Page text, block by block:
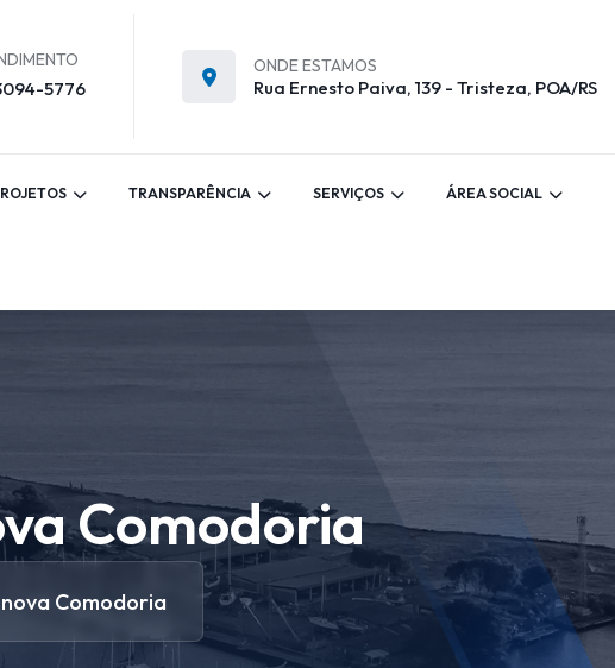
5776
ONDE ESTAMOS
Rua Ernesto Paiva, 139 - Tristeza, POA/RS
TRANSPARÊNCIA SERVIÇOS ÁREA SOCIAL
Comodoria
Comodoria